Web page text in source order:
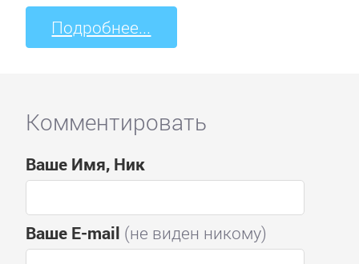
Подробнее...
Комментировать
Ваше Имя, Ник
Ваше E-mail (не виден никому)